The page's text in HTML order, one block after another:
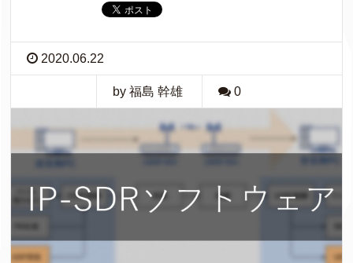
2020.06.22
by 福島 幹雄 0